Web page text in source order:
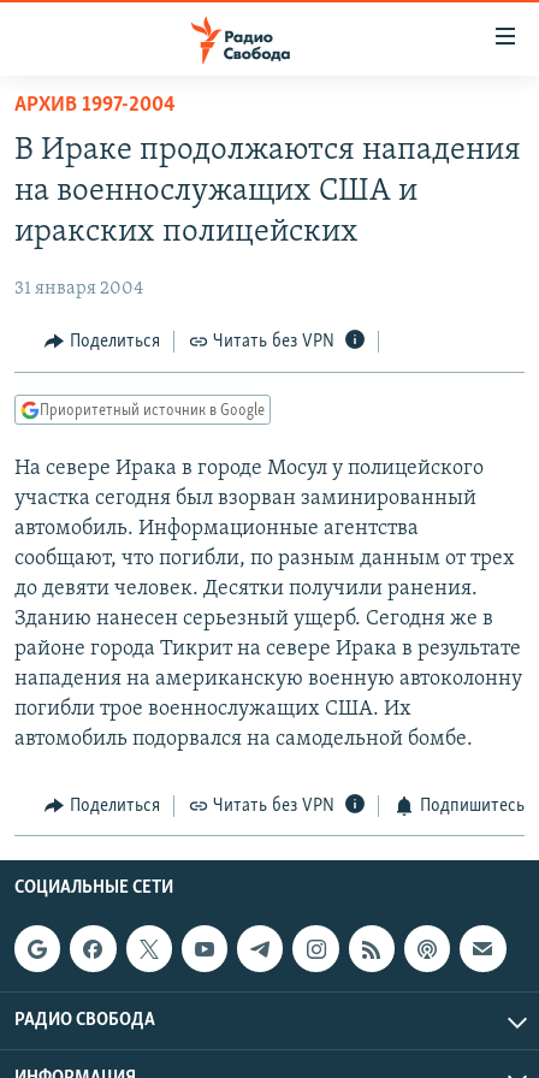
упрощенного
доступа
основному
Вернутся
Вернутся
поиску
ПОДКАСТЫ
АВТОРСКИЕ ПРОЕКТЫ
МНЕНИЯ
КУЛЬТУРА
КАВКАЗ.РЕАЛИИ
СЕВЕР.РЕАЛИИ
СИБИРЬ.РЕАЛИИ
РАСПИСАНИЕ ВЕЩАНИЯ
ПОДПИШИТЕСЬ НА РАССЫЛКУ
Все сайты РСЕ/РС
АРХИВ 1997-2004
В Ираке продолжаются нападения
на военнослужащих США и
иракских полицейских
31 января 2004
Поделиться Читать без VPN
Приоритетный источник в Google
На севере Ирака в городе Мосул у полицейского
участка сегодня был взорван заминированный
автомобиль. Информационные агентства
сообщают, что погибли, по разным данным от трех
до девяти человек. Десятки получили ранения.
Зданию нанесен серьезный ущерб. Сегодня же в
районе города Тикрит на севере Ирака в результате
нападения на американскую военную автоколонну
погибли трое военнослужащих США. Их
автомобиль подорвался на самодельной бомбе.
Поделиться Читать без VPN Подпишитесь
СОЦИАЛЬНЫЕ СЕТИ
РАДИО СВОБОДА